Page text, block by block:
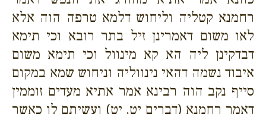
רחמנא קטליה וליחוש דלמא טרפה הוה אלא
לאו משום דאמרינן זיל בתר רובא וכי תימא
דבדקינן ליה הא קא מינוול וכי תימא משום
איבוד נשמה דהאי נינווליה וניחוש שמא במקום
סייף נקב הוה רבינא אמר אתיא מעדים זוממין
דאמר רחמנא (דברים יט, יט) ועשיתם לו כאשר